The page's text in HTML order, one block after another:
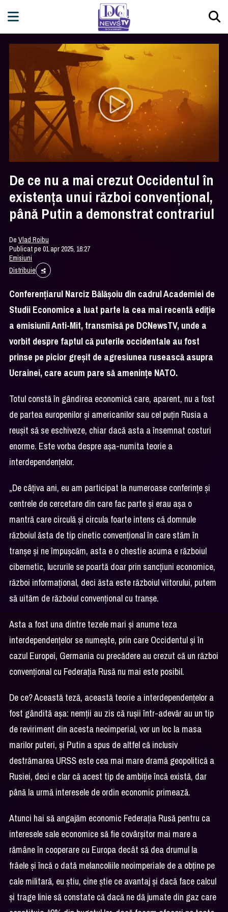
De ce nu a mai crezut Occidentul în
existența unui război convențional,
până Putin a demonstrat contrariul
DeVlad Roibu
Publicat pe 01 apr 2025, 16:27
Emisiuni
Distribuie
Conferențiarul Narciz Bălășoiu din cadrul Academiei de
Studii Economice a luat parte la cea mai recentă ediție
a emisiunii Anti-Mit, transmisă pe DCNewsTV, unde a
vorbit despre faptul că puterile occidentale au fost
prinse pe picior greșit de agresiunea rusească asupra
Ucrainei, care acum pare să amenințe NATO.
Totul constă în gândirea economică care, aparent, nu a fost
de partea europenilor și americanilor sau cel puțin Rusia a
reușit să se eschiveze, chiar dacă asta a însemnat costuri
enorme. Este vorba despre așa-numita teorie a
interdependențelor.
„De câțiva ani, eu am participat la numeroase conferințe și
centrele de cercetare din care fac parte și erau așa o
mantră care circulă și circula foarte intens că domnule
războiul ăsta de tip cinetic convențional în care stăm în
tranșe și ne împușcăm, asta e o chestie acuma e războiul
cibernetic, lucrurile se poartă doar prin sancțiuni economice,
război informațional, deci ăsta este războiul viitorului, putem
să uităm de războiul convențional cu tranșe.
Asta a fost una dintre tezele mari și anume teza
interdependențelor se numește, prin care Occidentul și în
cazul Europei, Germania cu precădere au crezut că un război
convențional cu Federația Rusă nu mai este posibil.
De ce? Această teză, această teorie a interdependențelor a
fost gândită așa: nemții au zis că rușii într-adevăr au un tip
de reviriment din acesta neoimperial, vor un loc la masa
marilor puteri, și Putin a spus de altfel că inclusiv
destrămarea URSS este cea mai mare dramă geopolitică a
Rusiei, deci e clar că acest tip de ambiție încă există, dar
până la urmă interesele de ordin economic primează.
Atunci hai să angajăm economic Federația Rusă pentru ca
interesele sale economice să fie covârșitor mai mare a
rămâne în cooperare cu Europa decât să dea drumul la
frâele și încă o dată melancoliile neoimperiale de a obține pe
cale militară, eu știu, cine știe ce avantaj și dacă face calcul
și trage linie să constate că dacă ne dă jumate din gaz care